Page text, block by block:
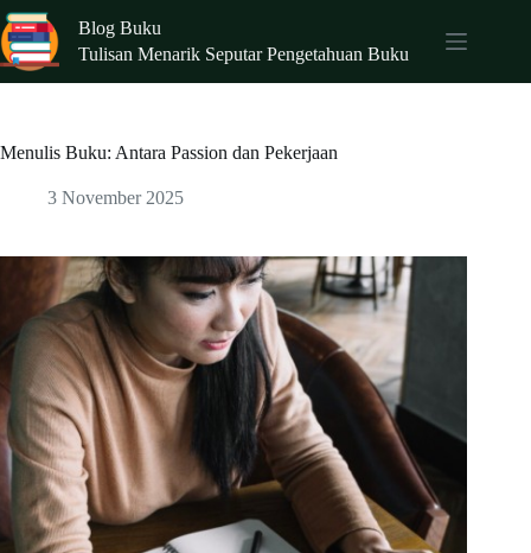
Skip
to
content
Blog Buku
Tulisan Menarik Seputar Pengetahuan Buku
Menulis Buku: Antara Passion dan Pekerjaan
3 November 2025